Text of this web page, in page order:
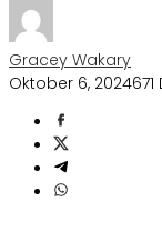
Gracey Wakary
Oktober 6, 2024